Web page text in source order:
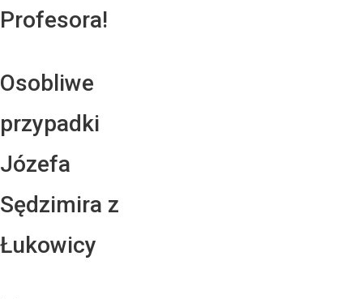
Profesora!
Osobliwe
przypadki
Józefa
Sędzimira z
Łukowicy